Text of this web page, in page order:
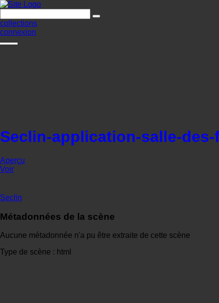
collections
connexion
Seclin-application-salle-des-
Aperçu
Voir
Seclin
Métadonnées de la scène
Aucune métadonnée n'a pu être extraite de cette scène
Type de scène : html